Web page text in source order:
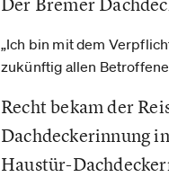
„Ich bin mit dem
zukünftig allen
Recht bekam der
Dachdeckerinnung
Haustür-